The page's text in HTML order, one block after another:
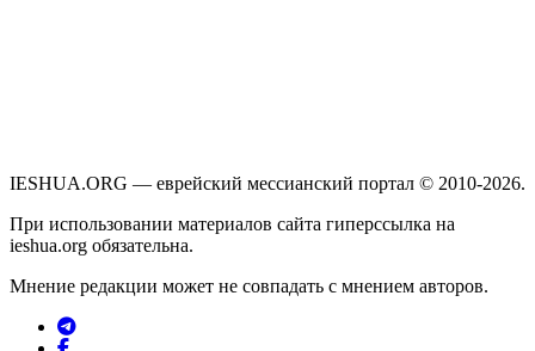
IESHUA.ORG — еврейский мессианский портал © 2010-2026.
При использовании материалов сайта гиперссылка на
ieshua.org обязательна.
Мнение редакции может не совпадать с мнением авторов.